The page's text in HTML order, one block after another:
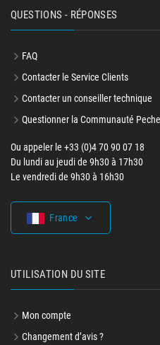
QUESTIONS - RÉPONSES
FAQ
Contacter le Service Clients
Contacter un conseiller technique
Ou appeler le +33 (0)4 70 90 07 18
Du lundi au jeudi de 9h30 à 17h30
France
UTILISATION DU SITE
Mon compte